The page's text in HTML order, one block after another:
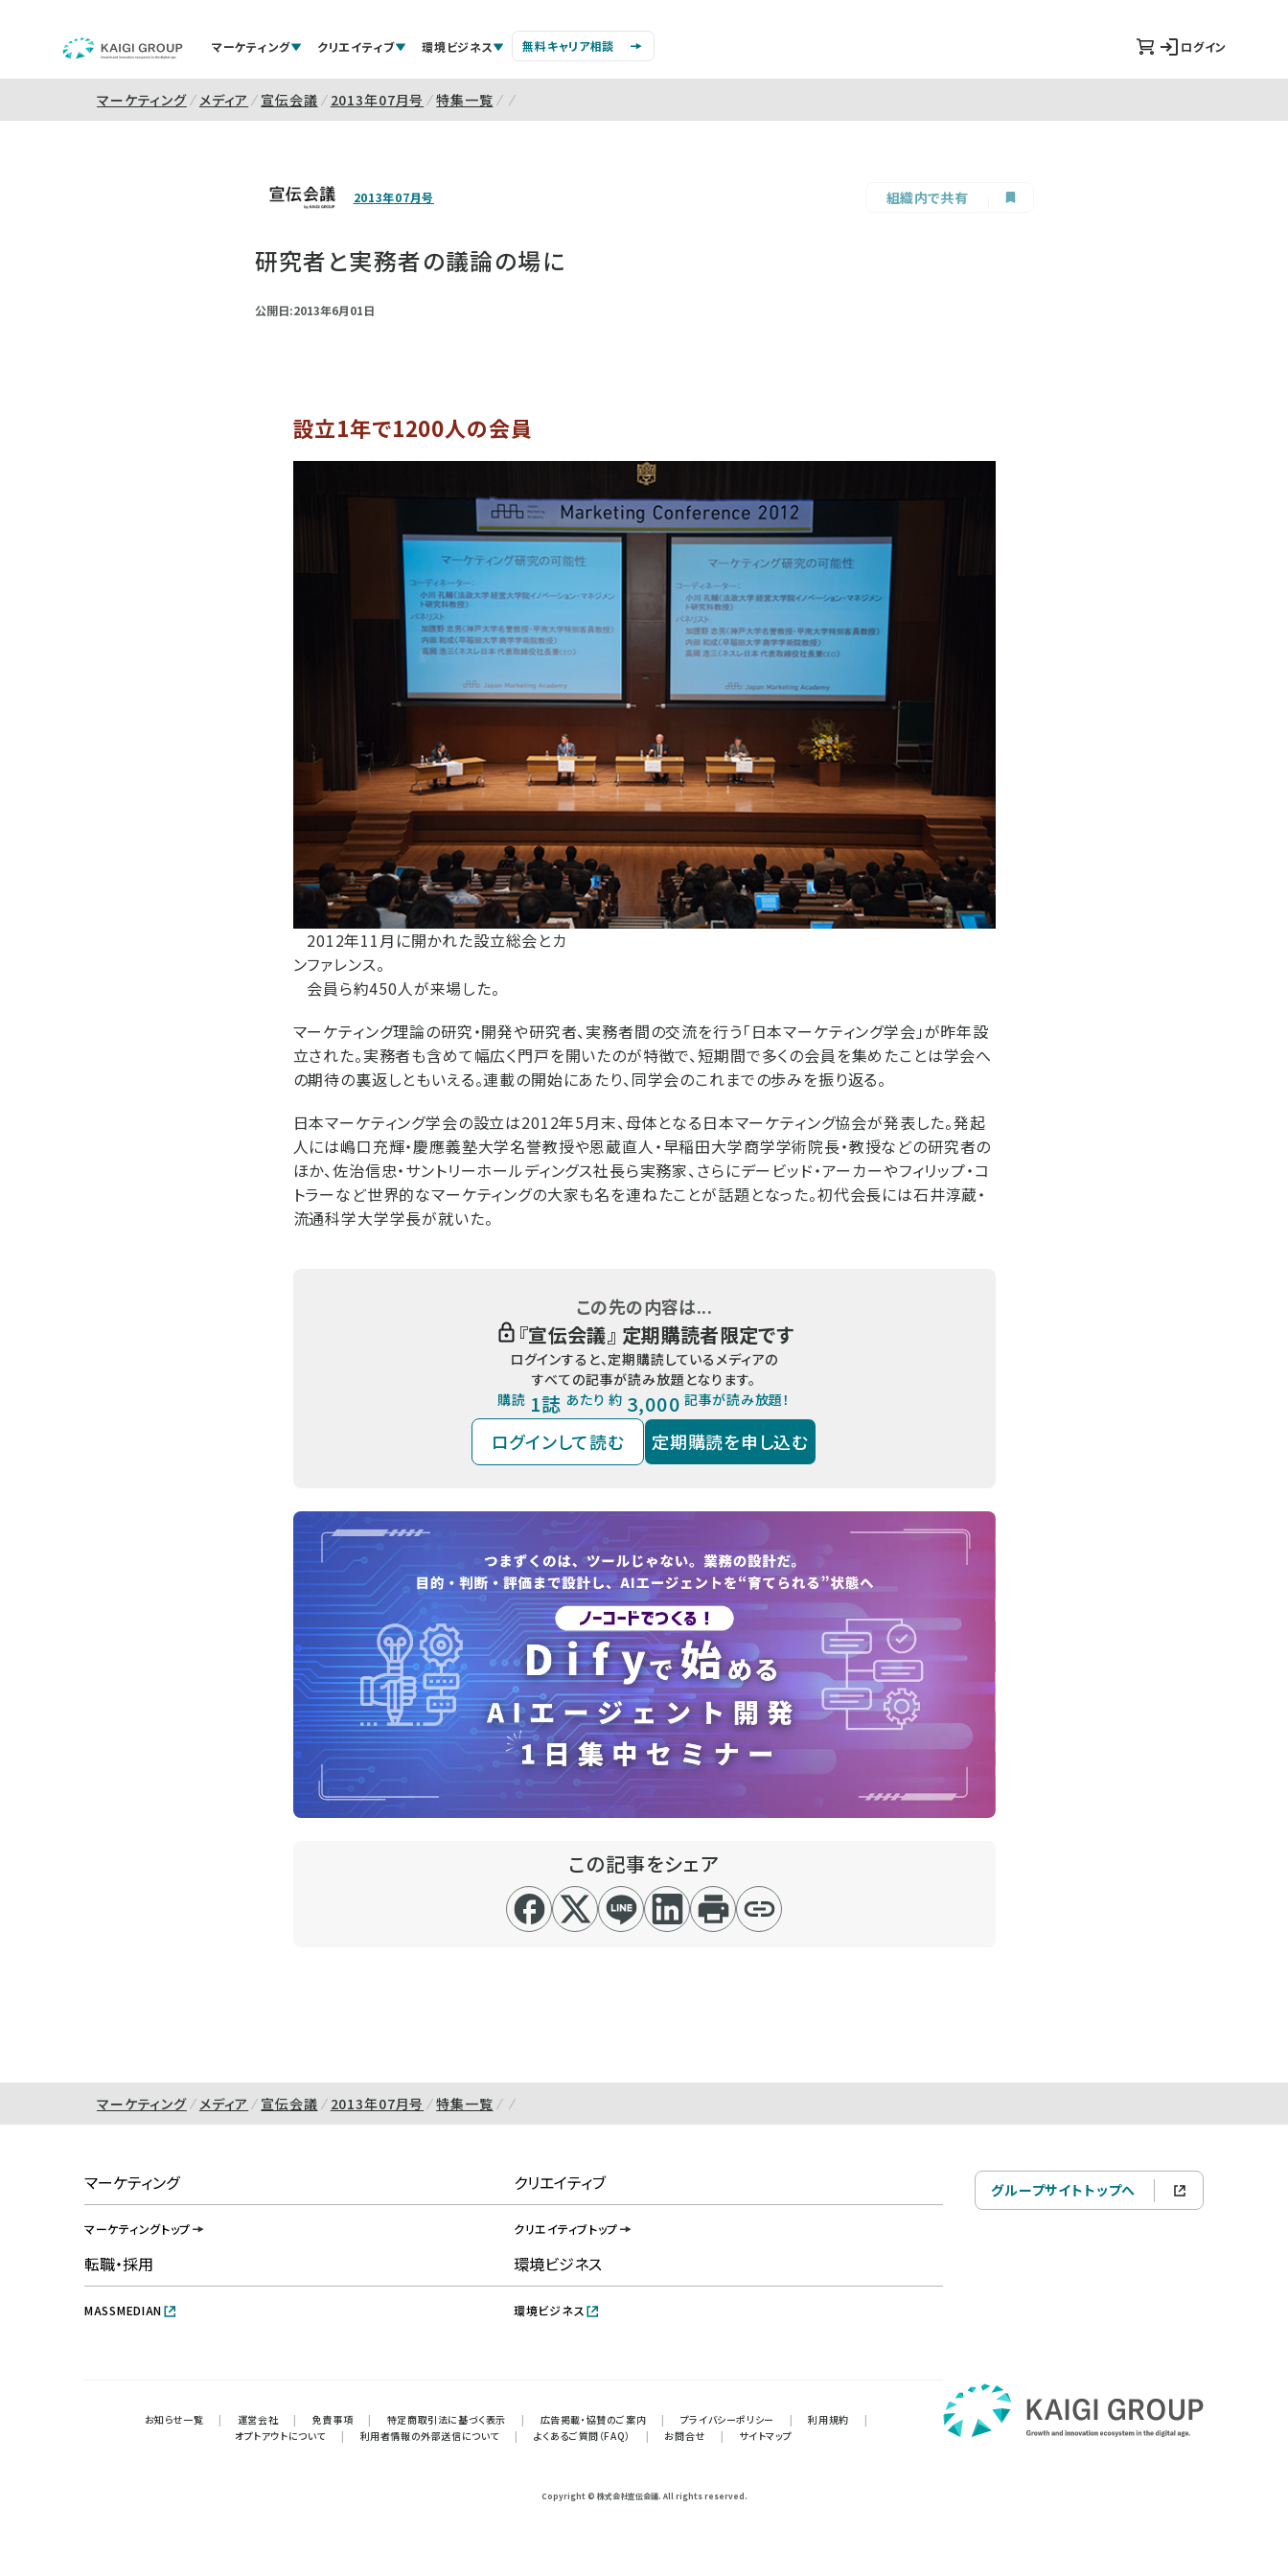
マーケティング クリエイティブ 環境ビジネス 無料キャリア相談 ログイン
マーケティング メディア 宣伝会議 2013年07月号 特集一覧
2013年07月号 組織内で共有
研究者と実務者の議論の場に
公開日:2013年6月01日
設立1年で1200人の会員
2012年11月に開かれた設立総会とカ
ンファレンス。
会員ら約450人が来場した。
マーケティング理論の研究・開発や研究者、実務者間の交流を行う「日本マーケティング学会」が昨年設
立された。実務者も含めて幅広く門戸を開いたのが特徴で、短期間で多くの会員を集めたことは学会へ
の期待の裏返しともいえる。連載の開始にあたり、同学会のこれまでの歩みを振り返る。
日本マーケティング学会の設立は2012年5月末、母体となる日本マーケティング協会が発表した。発起
人には嶋口充輝・慶應義塾大学名誉教授や恩蔵直人・早稲田大学商学学術院長・教授などの研究者の
ほか、佐治信忠・サントリーホールディングス社長ら実務家、さらにデービッド・アーカーやフィリップ・コ
トラーなど世界的なマーケティングの大家も名を連ねたことが話題となった。初代会長には石井淳蔵・
流通科学大学学長が就いた。
この先の内容は...
『宣伝会議』 定期購読者限定です
ログインすると、定期購読しているメディアの
すべての記事が読み放題となります。
購読 1誌 あたり 約 3,000 記事が読み放題！
ログインして読む 定期購読を申し込む
この記事をシェア
マーケティング メディア 宣伝会議 2013年07月号 特集一覧
マーケティング
マーケティングトップ
クリエイティブ
クリエイティブトップ
転職・採用
MASSMEDIAN
環境ビジネス
環境ビジネス
お知らせ一覧 | 運営会社 | 免責事項 | 特定商取引法に基づく表示 | 広告掲載・協賛のご案内 | プライバシーポリシー | 利用規約
|
オプトアウトについて
| 利用者情報の外部送信について | よくあるご質問（FAQ） | お問合せ | サイトマップ
グループサイトトップへ
Copyright © 株式会社宣伝会議. All rights reserved.